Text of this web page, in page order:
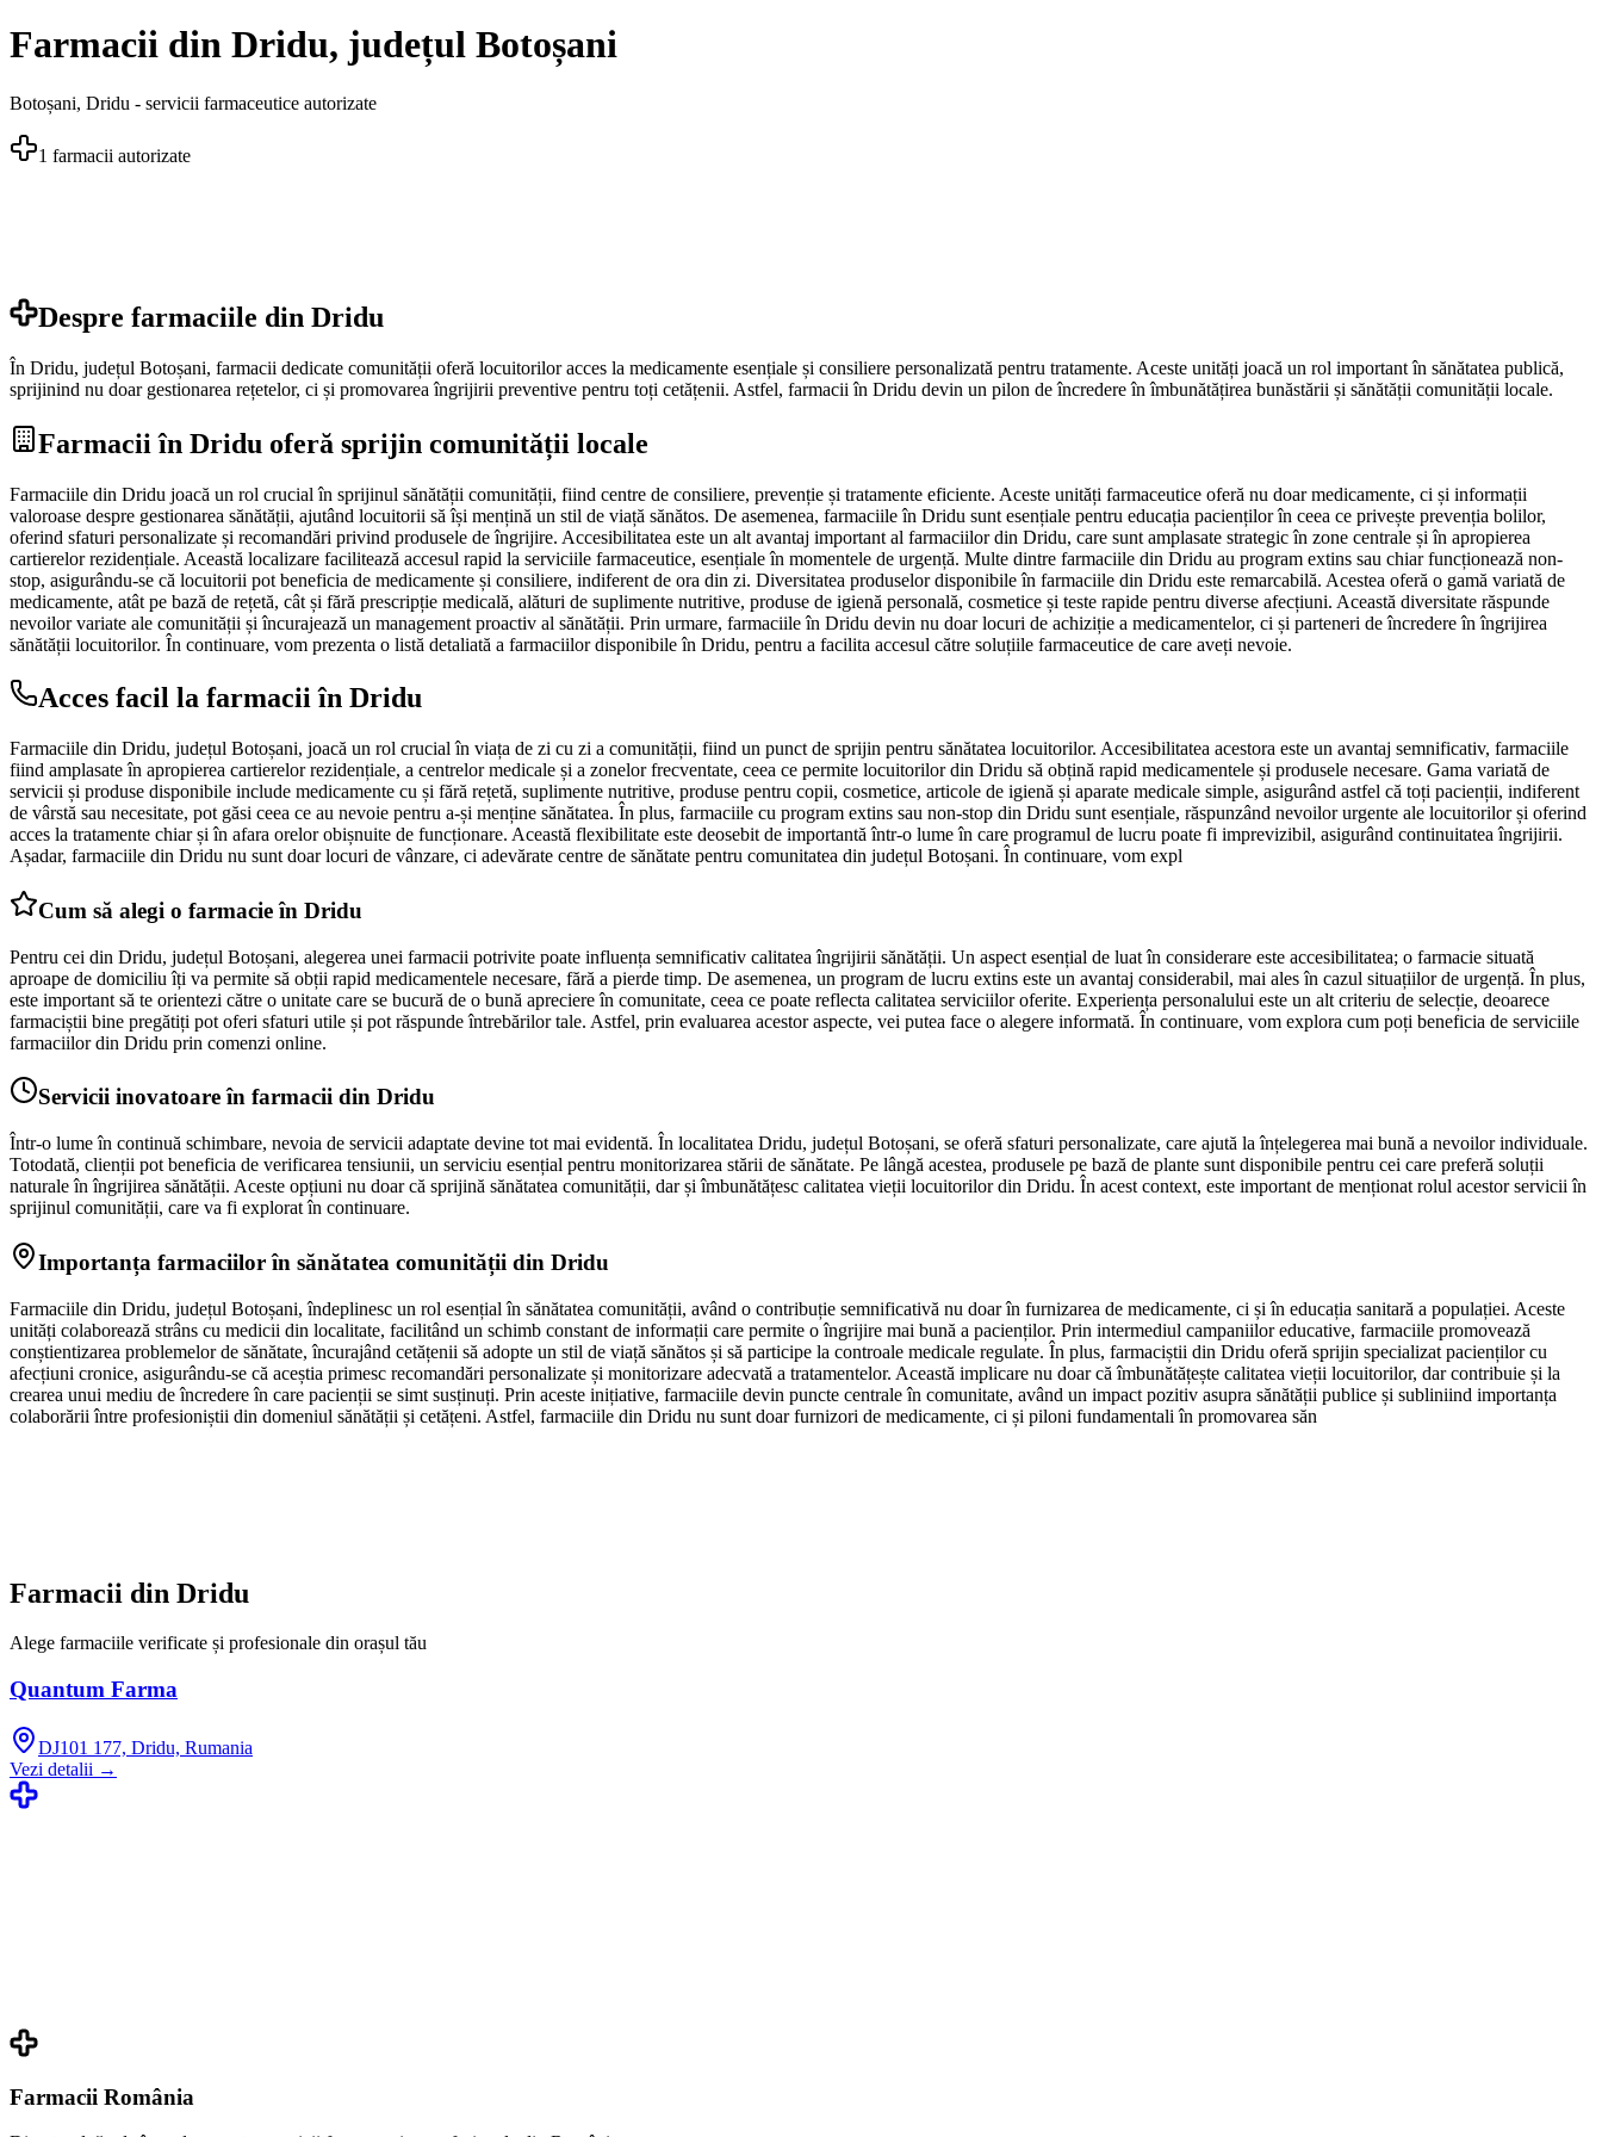
Farmacii din Dridu, județul Botoșani
Botoșani, Dridu - servicii farmaceutice autorizate
1 farmacii autorizate
Despre farmaciile din Dridu
În Dridu, județul Botoșani, farmacii dedicate comunității oferă locuitorilor acces la medicamente esențiale și consiliere personalizată pentru tratamente. Aceste unități joacă un rol important în sănătatea publică,
sprijinind nu doar gestionarea rețetelor, ci și promovarea îngrijirii preventive pentru toți cetățenii. Astfel, farmacii în Dridu devin un pilon de încredere în îmbunătățirea bunăstării și sănătății comunității locale.
Farmacii în Dridu oferă sprijin comunității locale
Farmaciile din Dridu joacă un rol crucial în sprijinul sănătății comunității, fiind centre de consiliere, prevenție și tratamente eficiente. Aceste unități farmaceutice oferă nu doar medicamente, ci și informații
valoroase despre gestionarea sănătății, ajutând locuitorii să își mențină un stil de viață sănătos. De asemenea, farmaciile în Dridu sunt esențiale pentru educația pacienților în ceea ce privește prevenția bolilor,
oferind sfaturi personalizate și recomandări privind produsele de îngrijire. Accesibilitatea este un alt avantaj important al farmaciilor din Dridu, care sunt amplasate strategic în zone centrale și în apropierea
cartierelor rezidențiale. Această localizare facilitează accesul rapid la serviciile farmaceutice, esențiale în momentele de urgență. Multe dintre farmaciile din Dridu au program extins sau chiar funcționează non-
stop, asigurându-se că locuitorii pot beneficia de medicamente și consiliere, indiferent de ora din zi. Diversitatea produselor disponibile în farmaciile din Dridu este remarcabilă. Acestea oferă o gamă variată de
medicamente, atât pe bază de rețetă, cât și fără prescripție medicală, alături de suplimente nutritive, produse de igienă personală, cosmetice și teste rapide pentru diverse afecțiuni. Această diversitate răspunde
nevoilor variate ale comunității și încurajează un management proactiv al sănătății. Prin urmare, farmaciile în Dridu devin nu doar locuri de achiziție a medicamentelor, ci și parteneri de încredere în îngrijirea
sănătății locuitorilor. În continuare, vom prezenta o listă detaliată a farmaciilor disponibile în Dridu, pentru a facilita accesul către soluțiile farmaceutice de care aveți nevoie.
Acces facil la farmacii în Dridu
Farmaciile din Dridu, județul Botoșani, joacă un rol crucial în viața de zi cu zi a comunității, fiind un punct de sprijin pentru sănătatea locuitorilor. Accesibilitatea acestora este un avantaj semnificativ, farmaciile
fiind amplasate în apropierea cartierelor rezidențiale, a centrelor medicale și a zonelor frecventate, ceea ce permite locuitorilor din Dridu să obțină rapid medicamentele și produsele necesare. Gama variată de
servicii și produse disponibile include medicamente cu și fără rețetă, suplimente nutritive, produse pentru copii, cosmetice, articole de igienă și aparate medicale simple, asigurând astfel că toți pacienții, indiferent
de vârstă sau necesitate, pot găsi ceea ce au nevoie pentru a-și menține sănătatea. În plus, farmaciile cu program extins sau non-stop din Dridu sunt esențiale, răspunzând nevoilor urgente ale locuitorilor și oferind
acces la tratamente chiar și în afara orelor obișnuite de funcționare. Această flexibilitate este deosebit de importantă într-o lume în care programul de lucru poate fi imprevizibil, asigurând continuitatea îngrijirii.
Așadar, farmaciile din Dridu nu sunt doar locuri de vânzare, ci adevărate centre de sănătate pentru comunitatea din județul Botoșani. În continuare, vom expl
Cum să alegi o farmacie în Dridu
Pentru cei din Dridu, județul Botoșani, alegerea unei farmacii potrivite poate influența semnificativ calitatea îngrijirii sănătății. Un aspect esențial de luat în considerare este accesibilitatea; o farmacie situată
aproape de domiciliu îți va permite să obții rapid medicamentele necesare, fără a pierde timp. De asemenea, un program de lucru extins este un avantaj considerabil, mai ales în cazul situațiilor de urgență. În plus,
este important să te orientezi către o unitate care se bucură de o bună apreciere în comunitate, ceea ce poate reflecta calitatea serviciilor oferite. Experiența personalului este un alt criteriu de selecție, deoarece
farmaciștii bine pregătiți pot oferi sfaturi utile și pot răspunde întrebărilor tale. Astfel, prin evaluarea acestor aspecte, vei putea face o alegere informată. În continuare, vom explora cum poți beneficia de serviciile
farmaciilor din Dridu prin comenzi online.
Servicii inovatoare în farmacii din Dridu
Într-o lume în continuă schimbare, nevoia de servicii adaptate devine tot mai evidentă. În localitatea Dridu, județul Botoșani, se oferă sfaturi personalizate, care ajută la înțelegerea mai bună a nevoilor individuale.
Totodată, clienții pot beneficia de verificarea tensiunii, un serviciu esențial pentru monitorizarea stării de sănătate. Pe lângă acestea, produsele pe bază de plante sunt disponibile pentru cei care preferă soluții
naturale în îngrijirea sănătății. Aceste opțiuni nu doar că sprijină sănătatea comunității, dar și îmbunătățesc calitatea vieții locuitorilor din Dridu. În acest context, este important de menționat rolul acestor servicii în
sprijinul comunității, care va fi explorat în continuare.
Importanța farmaciilor în sănătatea comunității din Dridu
Farmaciile din Dridu, județul Botoșani, îndeplinesc un rol esențial în sănătatea comunității, având o contribuție semnificativă nu doar în furnizarea de medicamente, ci și în educația sanitară a populației. Aceste
unități colaborează strâns cu medicii din localitate, facilitând un schimb constant de informații care permite o îngrijire mai bună a pacienților. Prin intermediul campaniilor educative, farmaciile promovează
conștientizarea problemelor de sănătate, încurajând cetățenii să adopte un stil de viață sănătos și să participe la controale medicale regulate. În plus, farmaciștii din Dridu oferă sprijin specializat pacienților cu
afecțiuni cronice, asigurându-se că aceștia primesc recomandări personalizate și monitorizare adecvată a tratamentelor. Această implicare nu doar că îmbunătățește calitatea vieții locuitorilor, dar contribuie și la
crearea unui mediu de încredere în care pacienții se simt susținuți. Prin aceste inițiative, farmaciile devin puncte centrale în comunitate, având un impact pozitiv asupra sănătății publice și subliniind importanța
colaborării între profesioniștii din domeniul sănătății și cetățeni. Astfel, farmaciile din Dridu nu sunt doar furnizori de medicamente, ci și piloni fundamentali în promovarea săn
Farmacii din Dridu
Alege farmaciile verificate și profesionale din orașul tău
Quantum Farma
DJ101 177, Dridu, Rumania
Vezi detalii →
Farmacii România